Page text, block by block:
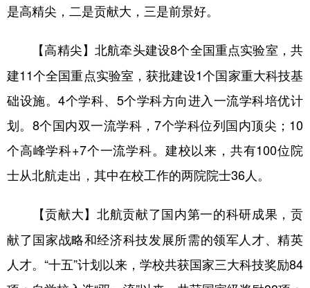
山东 河南 湖北
陕西 甘肃 青海 宁夏
新疆 内蒙古 黑龙江
多语种频道
English Español Français عربى
Русский язык 日本語 한국어
Deutsch Português
是高精尖，二是贡献大，三是前景好。
【高精尖】北航牵头建设8个全国重点实验室，共
建11个全国重点实验室，获批建设1个国家重大科技基
础设施。4个学科、5个学科方向进入一流学科培优计
划。8个国内双一流学科，7个学科位列国内顶尖；10
个高峰学科+7个一流学科。建校以来，共有100位院
士从北航走出，其中在校工作的两院院士36人。
【贡献大】 北航贡献了国内第一的科研成果，贡
献了国家战略和经济科技发展所需的领军人才、精英
人才。“十五”计划以来，学校共获国家三大科技奖励84